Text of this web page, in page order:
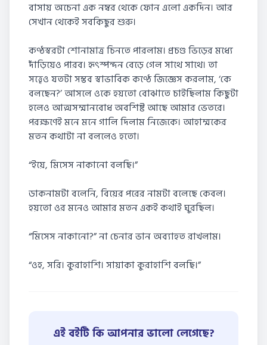
বাসায় অচেনা এক নম্বর থেকে ফোন এলো একদিন। আর
সেখান থেকেই সবকিছুর শুরু।
কণ্ঠস্বরটা শোনামাত্র চিনতে পারলাম। প্রচণ্ড ভিড়ের মধ্যে
দাঁড়িয়েও পারব। হৃৎস্পন্দন বেড়ে গেল সাথে সাথে। তা
সত্ত্বেও যতটা সম্ভব স্বাভাবিক কণ্ঠে জিজ্ঞেস করলাম, ‘কে
বলছেন?’ আসলে ওকে হয়তো বোঝাতে চাইছিলাম কিছুটা
হলেও আত্মসম্মানবোধ অবশিষ্ট আছে আমার ভেতরে।
পরক্ষণেই মনে মনে গালি দিলাম নিজেকে। আহাম্মকের
মতন কথাটা না বললেও হতো।
“ইয়ে, মিসেস নাকানো বলছি।”
ডাকনামটা বলেনি, বিয়ের পরের নামটা বলেছে কেবল।
হয়তো ওর মনেও আমার মতন একই কথাই ঘুরছিল।
“মিসেস নাকানো?” না চেনার ভান অব্যাহত রাখলাম।
“ওহ, সরি। কুরাহাশি। সায়াকা কুরাহাশি বলছি।”
এই বইটি কি আপনার ভালো লেগেছে?